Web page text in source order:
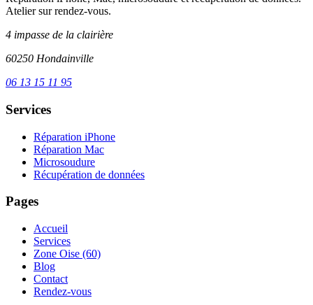
Atelier sur rendez-vous.
4 impasse de la clairière
60250 Hondainville
06 13 15 11 95
Services
Réparation iPhone
Réparation Mac
Microsoudure
Récupération de données
Pages
Accueil
Services
Zone Oise (60)
Blog
Contact
Rendez-vous